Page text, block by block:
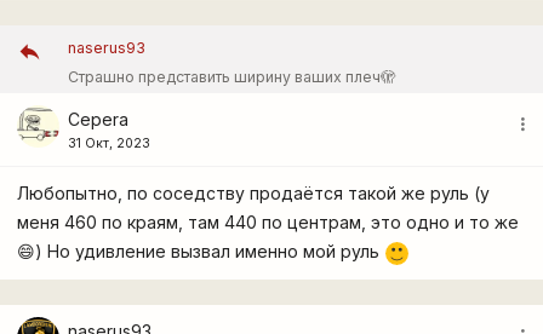
naserus93
Страшно представить ширину ваших плеч🫣
Cepera
31 Окт, 2023
more_vert
Любопытно, по соседству продаётся такой же руль (у
меня 460 по краям, там 440 по центрам, это одно и то же
😄) Но удивление вызвал именно мой руль
:)